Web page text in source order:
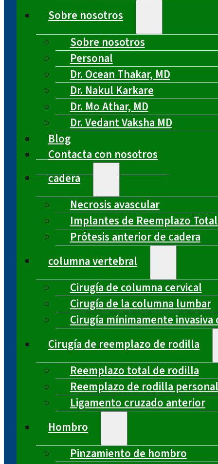
Sobre nosotros
Sobre nosotros
Personal
Dr. Ocean Thakar, MD
Dr. Nakul Karkare
Dr. Mo Athar, MD
Dr. Vedant Vaksha MD
Blog
Contacta con nosotros
cadera
Necrosis avascular
Implantes de Reemplazo
Prótesis anterior de cadera
columna vertebral
Cirugía de columna cervical
Cirugía de la columna lumbar
Cirugía mínimamente
Cirugía de reemplazo de rodilla
Reemplazo total de rodilla
Reemplazo de rodilla
Ligamento cruzado anterior
Hombro
Pinzamiento de hombro